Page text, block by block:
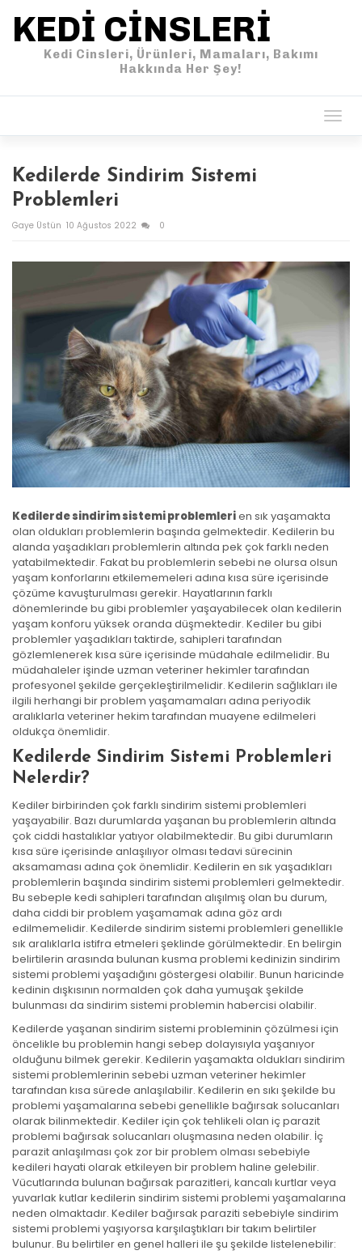
KEDI CINSLERI
Kedi Cinsleri, Ürünleri, Mamaları, Bakımı
Hakkında Her Şey!
Kedilerde Sindirim Sistemi
Problemleri
Gaye Üstün 10 Ağustos 2022 0
Kedilerde sindirim sistemi problemlerien sık yaşamakta
olan oldukları problemlerin başında gelmektedir. Kedilerin bu
alanda yaşadıkları problemlerin altında pek çok farklı neden
yatabilmektedir. Fakat bu problemlerin sebebi ne olursa olsun
yaşam konforlarını etkilememeleri adına kısa süre içerisinde
çözüme kavuşturulması gerekir. Hayatlarının farklı
dönemlerinde bu gibi problemler yaşayabilecek olan kedilerin
yaşam konforu yüksek oranda düşmektedir. Kediler bu gibi
problemler yaşadıkları taktirde, sahipleri tarafından
gözlemlenerek kısa süre içerisinde müdahale edilmelidir. Bu
müdahaleler işinde uzman veteriner hekimler tarafından
profesyonel şekilde gerçekleştirilmelidir. Kedilerin sağlıkları ile
ilgili herhangi bir problem yaşamamaları adına periyodik
aralıklarla veteriner hekim tarafından muayene edilmeleri
oldukça önemlidir.
Kedilerde Sindirim Sistemi Problemleri
Nelerdir?
Kediler birbirinden çok farklı sindirim sistemi problemleri
yaşayabilir. Bazı durumlarda yaşanan bu problemlerin altında
çok ciddi hastalıklar yatıyor olabilmektedir. Bu gibi durumların
kısa süre içerisinde anlaşılıyor olması tedavi sürecinin
aksamaması adına çok önemlidir. Kedilerin en sık yaşadıkları
problemlerin başında sindirim sistemi problemleri gelmektedir.
Bu sebeple kedi sahipleri tarafından alışılmış olan bu durum,
daha ciddi bir problem yaşamamak adına göz ardı
edilmemelidir. Kedilerde sindirim sistemi problemleri genellikle
sık aralıklarla istifra etmeleri şeklinde görülmektedir. En belirgin
belirtilerin arasında bulunan kusma problemi kedinizin sindirim
sistemi problemi yaşadığını göstergesi olabilir. Bunun haricinde
kedinin dışkısının normalden çok daha yumuşak şekilde
bulunması da sindirim sistemi problemin habercisi olabilir.
Kedilerde yaşanan sindirim sistemi probleminin çözülmesi için
öncelikle bu problemin hangi sebep dolayısıyla yaşanıyor
olduğunu bilmek gerekir. Kedilerin yaşamakta oldukları sindirim
sistemi problemlerinin sebebi uzman veteriner hekimler
tarafından kısa sürede anlaşılabilir. Kedilerin en sıkı şekilde bu
problemi yaşamalarına sebebi genellikle bağırsak solucanları
olarak bilinmektedir. Kediler için çok tehlikeli olan iç parazit
problemi bağırsak solucanları oluşmasına neden olabilir. İç
parazit anlaşılması çok zor bir problem olması sebebiyle
kedileri hayati olarak etkileyen bir problem haline gelebilir.
Vücutlarında bulunan bağırsak parazitleri, kancalı kurtlar veya
yuvarlak kutlar kedilerin sindirim sistemi problemi yaşamalarına
neden olmaktadır. Kediler bağırsak paraziti sebebiyle sindirim
sistemi problemi yaşıyorsa karşılaştıkları bir takım belirtiler
bulunur. Bu belirtiler en genel halleri ile şu şekilde listelenebilir: